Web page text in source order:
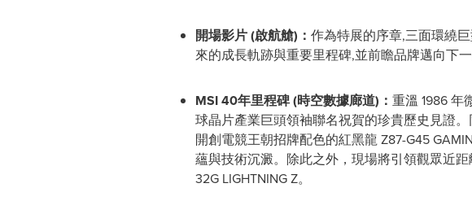
開場影片(啟航艙) ： 作為特展的序章,三面環繞
來的成長軌跡與重要里程碑,並前瞻品牌邁向下
MSI 40年里程碑(時空數據廊道) ： 重溫 1986 年
球晶片產業巨頭領袖聯名祝賀的珍貴歷史見證
開創電競王朝招牌配色的紅黑龍 Z87-G45
蘊與技術沉澱。除此之外，現場將引領觀眾近
32G LIGHTNING Z。